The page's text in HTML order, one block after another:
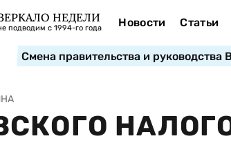
НЕДЕЛИ
подводим с 1994-го года Новости Статьи
Смена правительства и руководства